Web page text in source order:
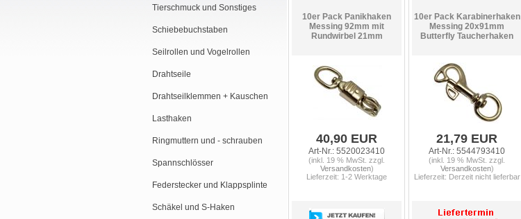
Tierschmuck und Sonstiges
Schiebebuchstaben
Seilrollen und Vogelrollen
Drahtseile
Drahtseilklemmen + Kauschen
Lasthaken
Ringmuttern und - schrauben
Spannschlösser
Federstecker und Klappsplinte
Schäkel und S-Haken
10er Pack Panikhaken
Messing 92mm mit
Rundwirbel 21mm
40,90 EUR
Art-Nr.: 5520023410
(inkl. 19 % MwSt. zzgl.
Versandkosten)
Lieferzeit: 1-2 Werktage
10er Pack Karabinerhaken
Messing 20x91mm
Butterfly Taucherhaken
21,79 EUR
Art-Nr.: 5544793410
(inkl. 19 % MwSt. zzgl.
Versandkosten)
Lieferzeit: Derzeit nicht lieferbar